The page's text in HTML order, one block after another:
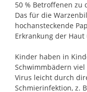
50 % Betroffenen zu
Das für die
hochansteckende
Erkrankung der
Kinder haben in
Schwimmbädern
Virus leicht durch
Schmierinfektion, z.